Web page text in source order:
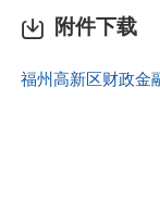
附件下载
福州高新区财政金